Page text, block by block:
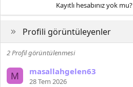
Kayıtlı hesabınız yok mu?
Profili görüntüleyenler
2 Profil görüntülenmesi
M masallahgelen63
28 Tem 2026